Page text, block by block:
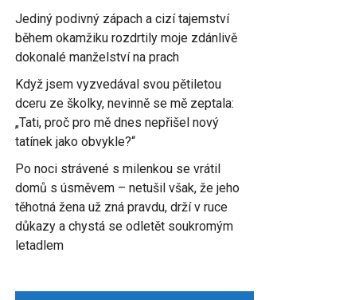
Jediný podivný zápach a cizí tajemství
během okamžiku rozdrtily moje zdánlivě
dokonalé manželství na prach
Když jsem vyzvedával svou pětiletou
dceru ze školky, nevinně se mě zeptala:
„Tati, proč pro mě dnes nepřišel nový
tatínek jako obvykle?“
Po noci strávené s milenkou se vrátil
domů s úsměvem – netušil však, že jeho
těhotná žena už zná pravdu, drží v ruce
důkazy a chystá se odletět soukromým
letadlem